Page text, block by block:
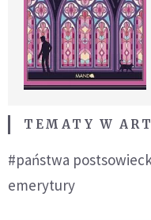
TEMATY W
#państwa
emerytury